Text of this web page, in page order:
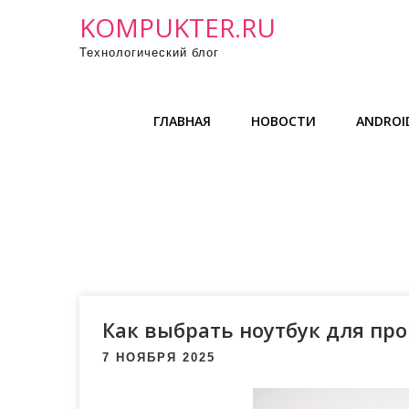
KOMPUKTER.RU
Технологический блог
ГЛАВНАЯ НОВОСТИ
Как выбрать ноутбук для
7 НОЯБРЯ 2025